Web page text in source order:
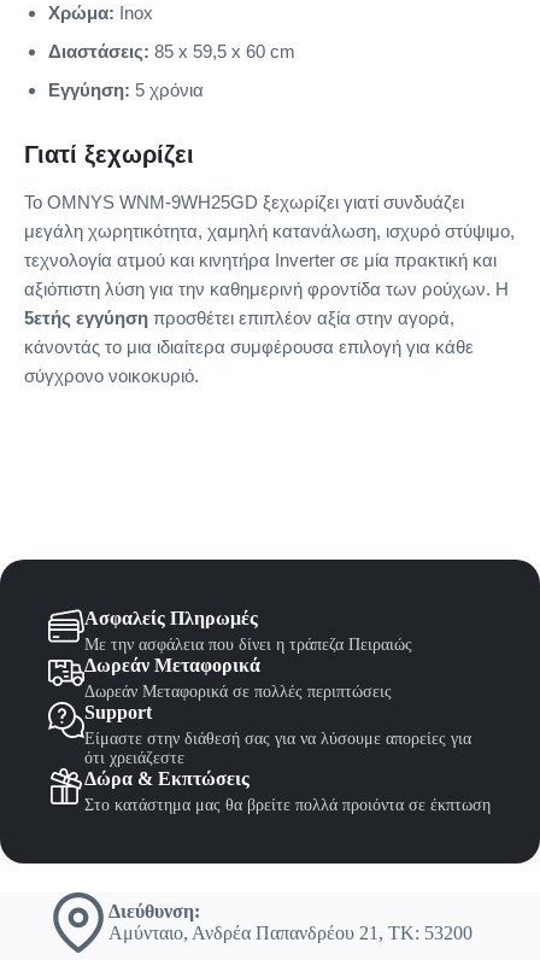
Χρώμα: Inox
Διαστάσεις: 85 x 59,5 x 60 cm
Εγγύηση: 5 χρόνια
Γιατί ξεχωρίζει
Το OMNYS WNM-9WH25GD ξεχωρίζει γιατί συνδυάζει
μεγάλη χωρητικότητα, χαμηλή κατανάλωση, ισχυρό στύψιμο,
τεχνολογία ατμού και κινητήρα Inverter σε μία πρακτική και
αξιόπιστη λύση για την καθημερινή φροντίδα των ρούχων. Η
5ετής εγγύηση προσθέτει επιπλέον αξία στην αγορά,
κάνοντάς το μια ιδιαίτερα συμφέρουσα επιλογή για κάθε
σύγχρονο νοικοκυριό.
Ασφαλείς Πληρωμές
Με την ασφάλεια που δίνει η τράπεζα Πειραιώς
Δωρεάν Μεταφορικά
Δωρεάν Μεταφορικά σε πολλές περιπτώσεις
Support
Είμαστε στην διάθεσή σας για να λύσουμε απορείες για
ότι χρειάζεστε
Δώρα & Εκπτώσεις
Στο κατάστημα μας θα βρείτε πολλά προιόντα σε έκπτωση
Διεύθυνση:
Αμύνταιο, Ανδρέα Παπανδρέου 21, ΤΚ: 53200